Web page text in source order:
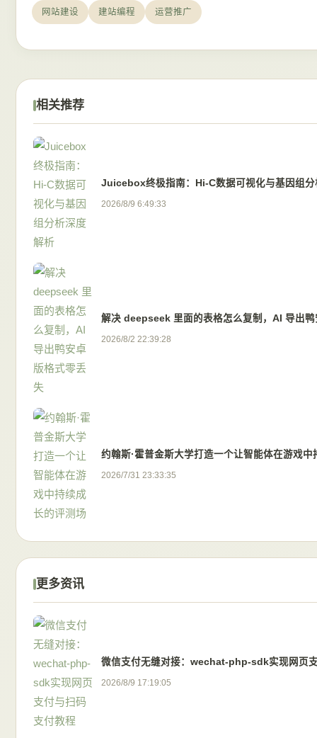
网站建设 建站编程 运营推广
相关推荐
Juicebox终极指南：Hi-C数据可视化与基因组分
2026/8/9 6:49:33
解决 deepseek 里面的表格怎么复制，AI 导出
2026/8/2 22:39:28
约翰斯·霍普金斯大学打造一个让智能体在游戏中
2026/7/31 23:33:35
更多资讯
微信支付无缝对接：wechat-php-sdk实现网页
2026/8/9 17:19:05